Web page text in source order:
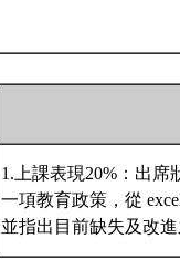
1.上課表現20%：出席
一項教育政策，從
並指出目前缺失及改